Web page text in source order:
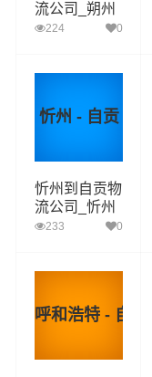
流公司_朔州
到自贡货运_
224 0
忻州 - 自贡
忻州到自贡物
流公司_忻州
到自贡货运_
233 0
呼和浩特 - 自贡